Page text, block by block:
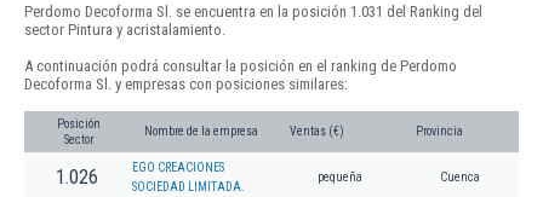
Perdomo Decoforma Sl. se encuentra en la posición 1.031 del Ranking del
sector Pintura y acristalamiento.
A continuación podrá consultar la posición en el ranking de Perdomo
Decoforma Sl. y empresas con posiciones similares:
Posición
Sector
Nombre de la empresa Ventas (€) Provincia
1.026
EGO CREACIONES
SOCIEDAD LIMITADA.
pequeña Cuenca